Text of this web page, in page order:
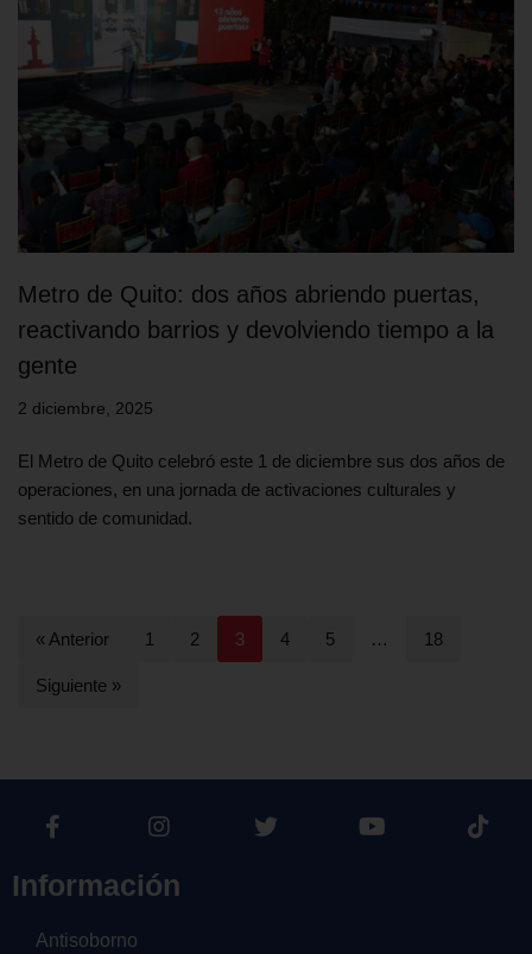
Metro de Quito: dos años abriendo puertas,
reactivando barrios y devolviendo tiempo a la
gente
2 diciembre, 2025
El Metro de Quito celebró este 1 de diciembre sus dos años de
operaciones, en una jornada de activaciones culturales y
sentido de comunidad.
« Anterior 1 2 3 4 5 … 18
Siguiente »
Información
Antisoborno